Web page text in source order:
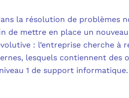
la résolution de problèmes
de mettre en place un
: l’entreprise cherche
lesquels contiennent des
1 de support informatique.